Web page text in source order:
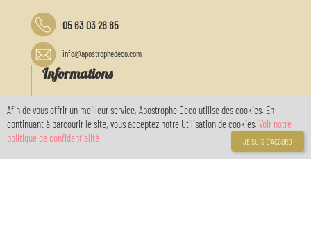
05 63 03 26 65
info@apostrophedeco.com
Informations
A propos de nous
Livraison
Mentions légales
Conditions générales de vente
Politique de confidentialité RGPD
Afin de vous offrir un meilleur service, Apostrophe Deco utilise des cookies. En
continuant à parcourir le site, vous acceptez notre Utilisation de cookies. Voir notre
politique de confidentialité
JE SUIS D'ACCORD